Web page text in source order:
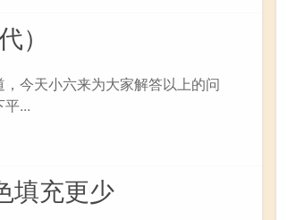
）
今天小六来为大家解答以上的问
...
填充更少